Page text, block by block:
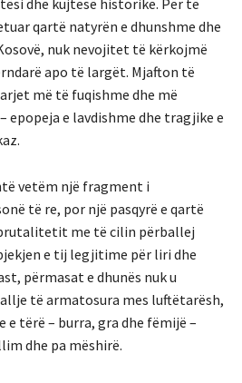
dhe kujtesë historike. Për të
qartë natyrën e dhunshme dhe
nuk nevojitet të kërkojmë
apo të largët. Mjafton të
më të fuqishme dhe më
epopeja e lavdishme dhe tragjike e
vetëm një fragment i
të re, por një pasqyrë e qartë
me të cilin përballej
e tij legjitime për liri dhe
përmasat e dhunës nuk u
të armatosura mes luftëtarësh,
tërë – burra, gra dhe fëmijë –
dhe pa mëshirë.